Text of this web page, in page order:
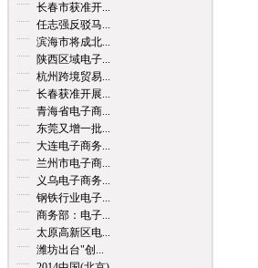
长春市获准开...
任志强反驳马...
滨海市将成北...
陕西区域电子...
杭州跨境贸易...
长春获准开展...
青海省电子商...
东莞又增一批...
大连电子商务...
兰州市电子商...
义乌电子商务...
钢铁行业电子...
商务部：电子...
太原高新区电...
潍坊出台"创...